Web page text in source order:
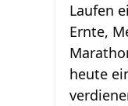
Laufen
Ernte,
heute